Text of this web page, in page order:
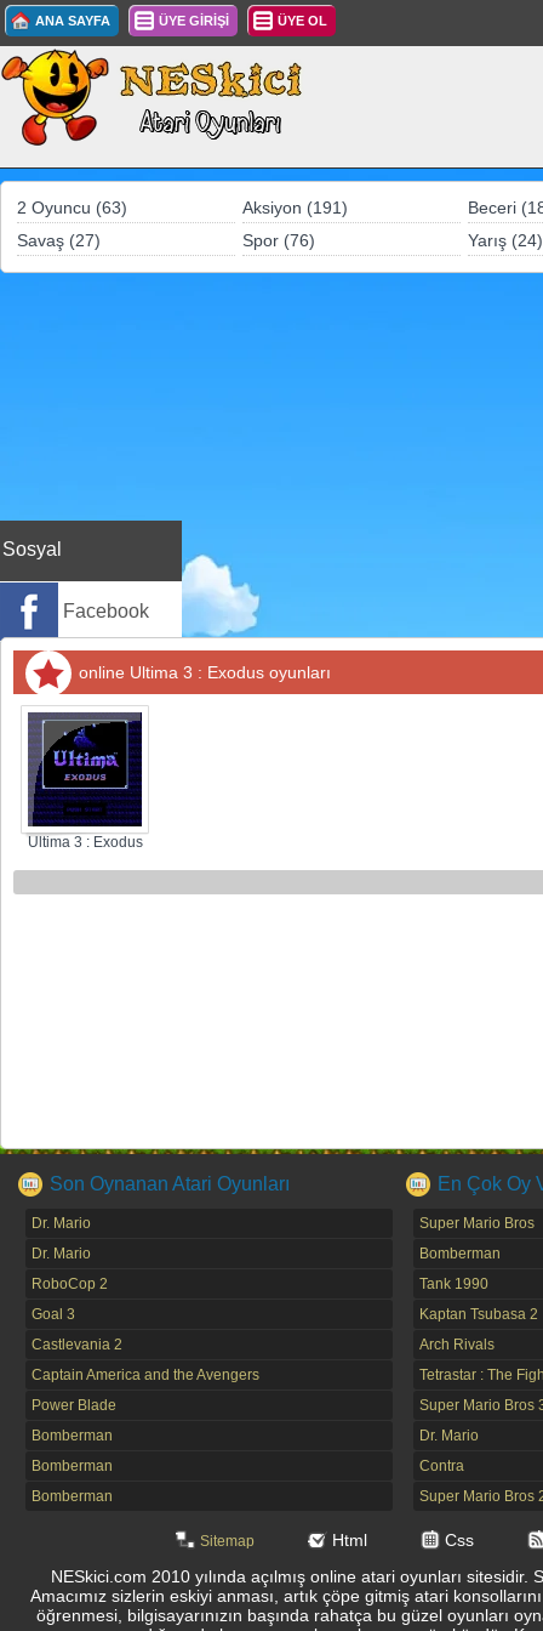
ANA SAYFA ÜYE GİRİŞİ ÜYE OL
Sosyal
Facebook
Twitter
Instagram
Pinterest
2 Oyuncu (63) Aksiyon (191)
Beceri
Savaş (27)
Spor (76) Yarış (24)
online Ultima 3 : Exodus oyunları
Ultima 3 : Exodus
Son Oynanan Atari Oyunları
Dr. Mario
Dr. Mario
RoboCop 2
Goal 3
Castlevania 2
Captain America and the Avengers
Power Blade
Bomberman
Bomberman
Bomberman
En Çok Oy
Super Mario Bros
Bomberman
Tank 1990
Kaptan Tsubasa 2
Arch Rivals
Tetrastar : The
Super Mario Bros
Dr. Mario
Contra
Super Mario Bros
Sitemap Html
Css
NESkici.com 2010 yılında açılmış online atari oyunları
Amacımız sizlerin eskiyi anması, artık çöpe gitmiş atari
öğrenmesi, bilgisayarınızın başında rahatça bu güzel oyunları